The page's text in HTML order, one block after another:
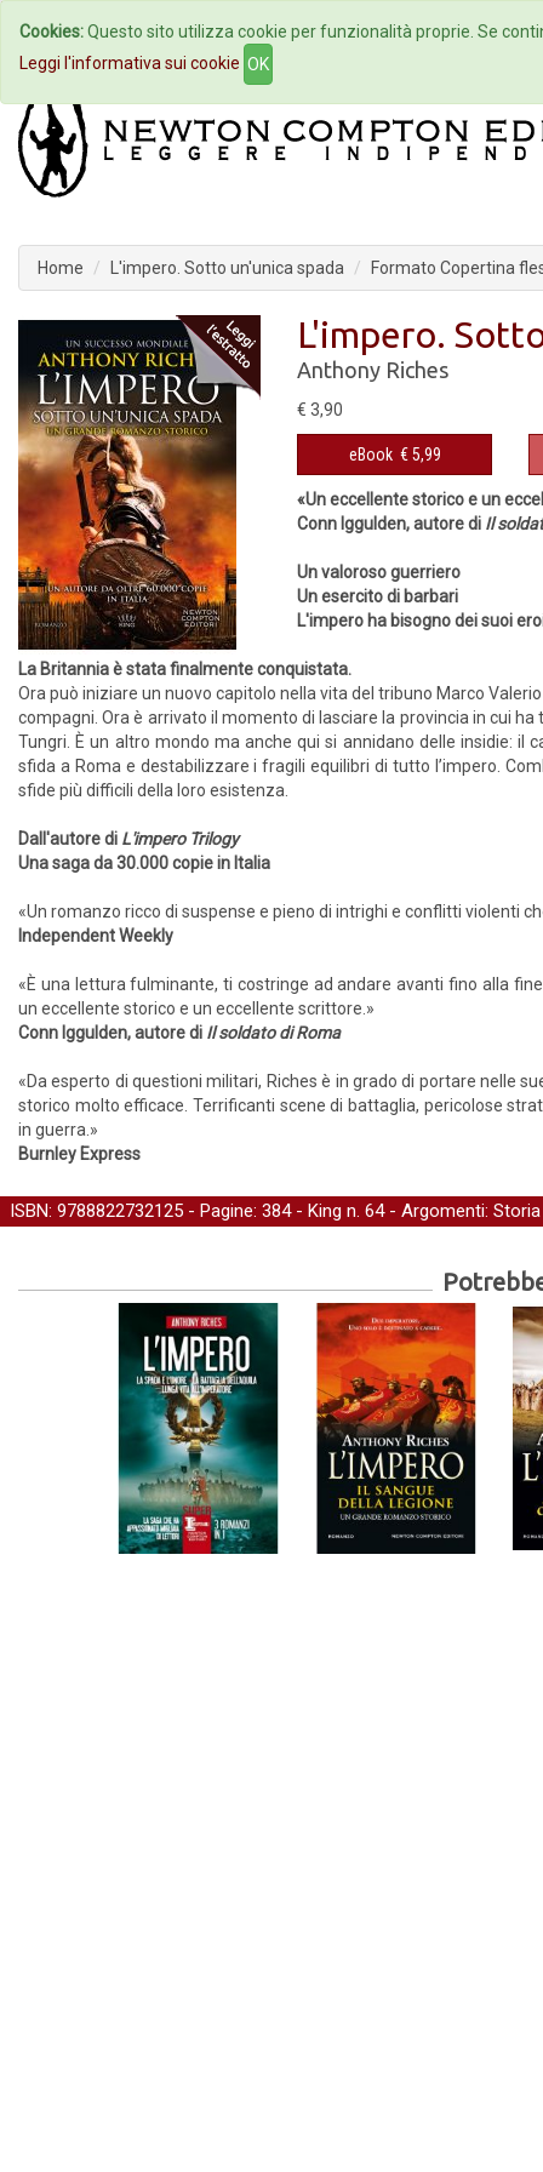
Home Autori Eventi
Home L'impero. Sotto un'unica spada Formato Copertina
L'impero.
Anthony Riches
€ 3,90
eBook € 5,99
«Un eccellente storico e un
Conn Iggulden, autore di Il
Un valoroso guerriero
Un esercito di barbari
L'impero ha bisogno dei suoi
La Britannia è stata finalmente conquistata.
Ora può iniziare un nuovo capitolo nella vita del tribuno Marco
compagni. Ora è arrivato il momento di lasciare la provincia in cui
Tungri. È un altro mondo ma anche qui si annidano delle insidie:
sfida a Roma e destabilizzare i fragili equilibri di tutto l’impero.
sfide più difficili della loro esistenza.
Dall'autore di L'impero Trilogy
Una saga da 30.000 copie in Italia
«Un romanzo ricco di suspense e pieno di intrighi e conflitti violenti
Independent Weekly
«È una lettura fulminante, ti costringe ad andare avanti fino alla
un eccellente storico e un eccellente scrittore.»
Conn Iggulden, autore di Il soldato di Roma
«Da esperto di questioni militari, Riches è in grado di portare nelle
storico molto efficace. Terrificanti scene di battaglia, pericolose
in guerra.»
Burnley Express
ISBN: 9788822732125 - Pagine: 384 - King n. 64 - Argomenti: Storia
Cookies:Questo sito utilizza cookie per funzionalità proprie. Se
Leggi l'informativa sui cookie OK